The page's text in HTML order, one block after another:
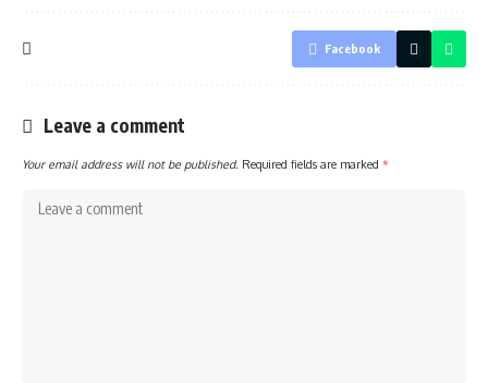
Facebook
Leave a comment
Your email address will not be published. Required fields are marked *